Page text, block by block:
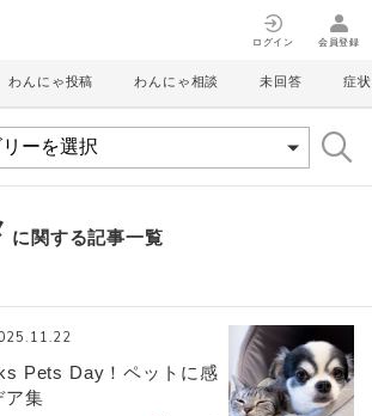
ログイン 会員登録
わんにゃ投稿 わんにゃ相談 未回答 症状
に関する記事一覧
Pets Day！ペットに感
ア集